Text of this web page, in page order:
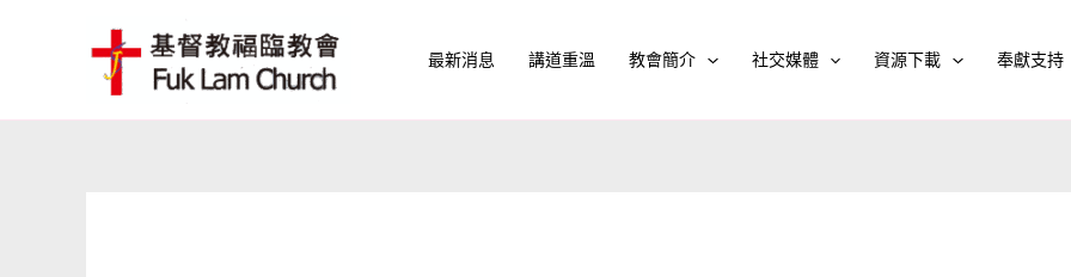
最新消息 講道重溫 教會簡介 社交媒體 資源下載 奉獻支持